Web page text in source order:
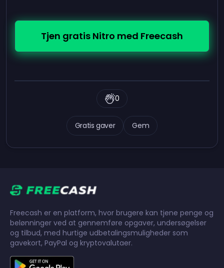
Tjen gratis Nitro med Freecash
Gratis gaver Gem
0
Freecash er en platform, hvor brugere kan tjene penge og
belønninger ved at gennemføre opgaver, undersøgelser
og tilbud, med hurtige udbetalingsmuligheder som
gavekort, PayPal og kryptovalutaer.